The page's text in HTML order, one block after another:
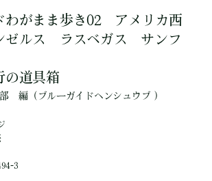
わがまま歩き02 アメリカ西
ゼルス ラスベガス サンフ
の道具箱
編（ブルーガイドヘンシュウブ ）
3